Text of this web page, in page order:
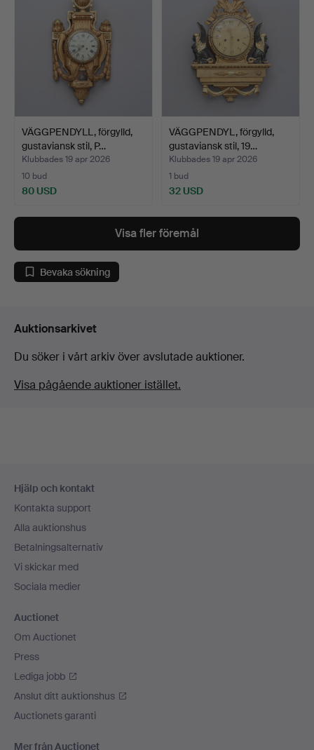
VÄGGPENDYLL, förgylld,
gustaviansk stil, P…
Klubbades 19 apr 2026
10 bud
80 USD
VÄGGPENDYL, förgylld,
gustaviansk stil, 19…
Klubbades 19 apr 2026
1 bud
32 USD
Visa fler föremål
Bevaka sökning
Auktionsarkivet
Du söker i vårt arkiv över avslutade auktioner.
Visa pågående auktioner istället.
Hjälp och kontakt
Kontakta support
Alla auktionshus
Betalningsalternativ
Vi skickar med
Sociala medier
Auctionet
Om Auctionet
Press
Lediga jobb
Anslut ditt auktionshus
Auctionets garanti
Mer från Auctionet